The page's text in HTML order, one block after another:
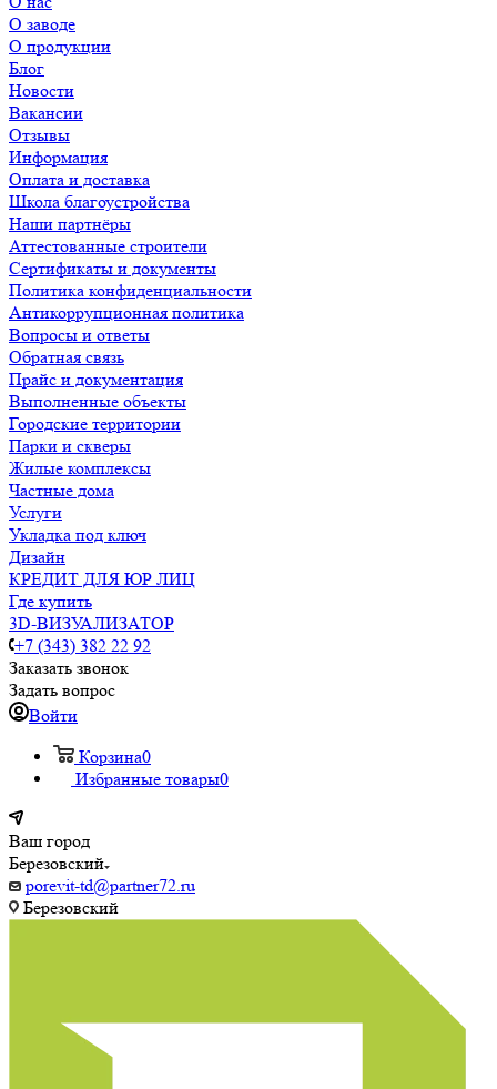
О заводе
О продукции
Блог
Новости
Вакансии
Отзывы
Информация
Оплата и доставка
Школа благоустройства
Наши партнёры
Аттестованные строители
Сертификаты и документы
Политика конфиденциальности
Антикоррупционная политика
Вопросы и ответы
Обратная связь
Прайс и документация
Выполненные объекты
Городские территории
Парки и скверы
Жилые комплексы
Частные дома
Услуги
Укладка под ключ
Дизайн
КРЕДИТ ДЛЯ ЮР ЛИЦ
Где купить
3D-ВИЗУАЛИЗАТОР
+7 (343) 382 22 92
Заказать звонок
Задать вопрос
Войти
Корзина0
Избранные товары0
Ваш город
Березовский
porevit-td@partner72.ru
Березовский